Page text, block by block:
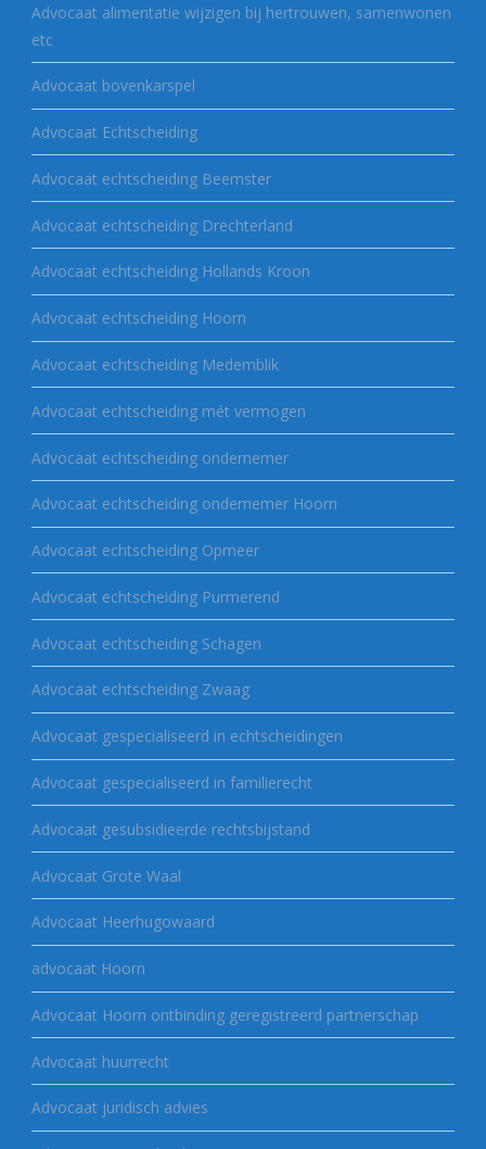
Advocaat alimentatie wijzigen bij hertrouwen, samenwonen
etc
Advocaat bovenkarspel
Advocaat Echtscheiding
Advocaat echtscheiding Beemster
Advocaat echtscheiding Drechterland
Advocaat echtscheiding Hollands Kroon
Advocaat echtscheiding Hoorn
Advocaat echtscheiding Medemblik
Advocaat echtscheiding mét vermogen
Advocaat echtscheiding ondernemer
Advocaat echtscheiding ondernemer Hoorn
Advocaat echtscheiding Opmeer
Advocaat echtscheiding Purmerend
Advocaat echtscheiding Schagen
Advocaat echtscheiding Zwaag
Advocaat gespecialiseerd in echtscheidingen
Advocaat gespecialiseerd in familierecht
Advocaat gesubsidieerde rechtsbijstand
Advocaat Grote Waal
Advocaat Heerhugowaard
advocaat Hoorn
Advocaat Hoorn ontbinding geregistreerd partnerschap
Advocaat huurrecht
Advocaat juridisch advies